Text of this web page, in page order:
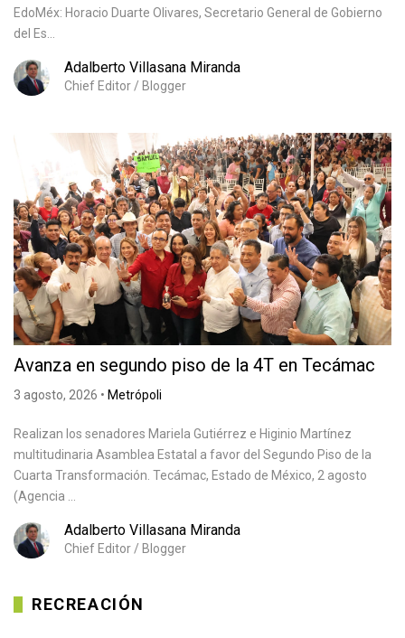
EdoMéx: Horacio Duarte Olivares, Secretario General de Gobierno
del Es...
Adalberto Villasana Miranda
Chief Editor / Blogger
Avanza en segundo piso de la 4T en Tecámac
3 agosto, 2026 • Metrópoli
Realizan los senadores Mariela Gutiérrez e Higinio Martínez
multitudinaria Asamblea Estatal a favor del Segundo Piso de la
Cuarta Transformación. Tecámac, Estado de México, 2 agosto
(Agencia ...
Adalberto Villasana Miranda
Chief Editor / Blogger
RECREACIÓN